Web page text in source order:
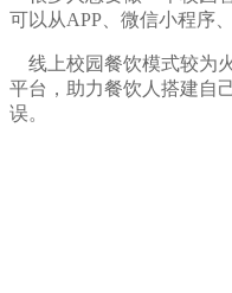
可以从APP、微信小程序
线上校园餐饮模式较为
平台，助力餐饮人搭建自
误。